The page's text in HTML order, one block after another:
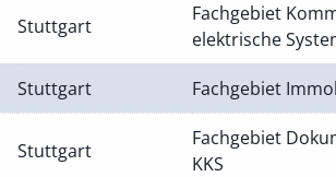
Stuttgart
Fachgebiet
elektrische
Stuttgart Fachgebiet
Stuttgart
Fachgebiet
KKS